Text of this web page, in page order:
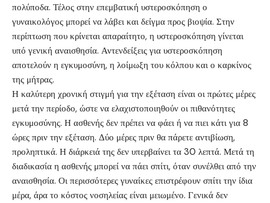
πολύποδα. Τέλος στην επεμβατική υστεροσκόπηση ο
γυναικολόγος μπορεί να λάβει και δείγμα προς βιοψία. Στην
περίπτωση που κρίνεται απαραίτητο, η υστεροσκόπηση γίνεται
υπό γενική αναισθησία. Αντενδείξεις για υστεροσκόπηση
αποτελούν η εγκυμοσύνη, η λοίμωξη του κόλπου και ο καρκίνος
της μήτρας.
Η καλύτερη χρονική στιγμή για την εξέταση είναι οι πρώτες μέρες
μετά την περίοδο, ώστε να ελαχιστοποιηθούν οι πιθανότητες
εγκυμοσύνης. Η ασθενής δεν πρέπει να φάει ή να πιει κάτι για 8
ώρες πριν την εξέταση. Δύο μέρες πριν θα πάρετε αντιβίωση,
προληπτικά. Η διάρκειά της δεν υπερβαίνει τα 30 λεπτά. Μετά τη
διαδικασία η ασθενής μπορεί να πάει σπίτι, όταν συνέλθει από την
αναισθησία. Οι περισσότερες γυναίκες επιστρέφουν σπίτι την ίδια
μέρα, άρα το κόστος νοσηλείας είναι μειωμένο. Γενικά δεν